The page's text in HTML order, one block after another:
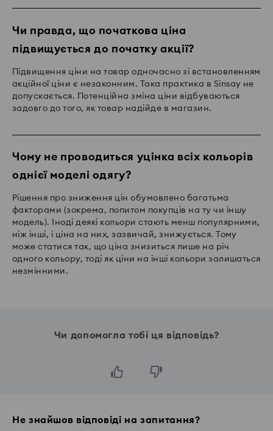
Чи правда, що початкова ціна
підвищується до початку акції?
Підвищення ціни на товар одночасно зі встановленням
акційної ціни є незаконним. Така практика в Sinsay не
допускається. Потенційна зміна ціни відбуваються
задовго до того, як товар надійде в магазин.
Чому не проводиться уцінка всіх кольорів
однієї моделі одягу?
Рішення про зниження цін обумовлено багатьма
факторами (зокрема, попитом покупців на ту чи іншу
модель). Іноді деякі кольори стають менш популярними,
ніж інші, і ціна на них, зазвичай, знижується. Тому
може статися так, що ціна знизиться лише на річ
одного кольору, тоді як ціни на інші кольори залишаться
незмінними.
Чи допомогла тобі ця відповідь?
Не знайшов відповіді на запитання?